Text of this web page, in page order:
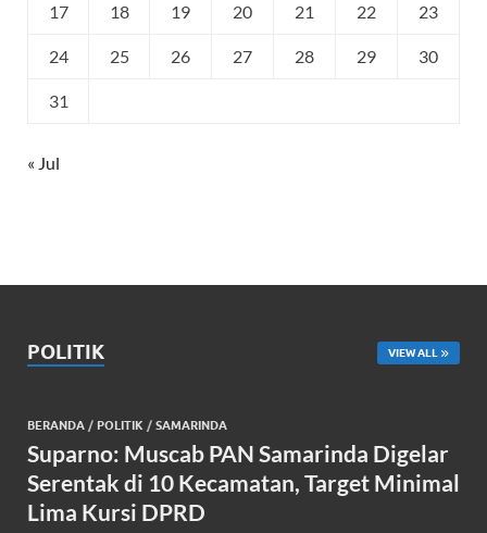
17 18 19 20 21 22 23
24 25 26 27 28 29 30
31
« Jul
POLITIK VIEW ALL
BERANDA / POLITIK / SAMARINDA
Suparno: Muscab PAN Samarinda Digelar
Serentak di 10 Kecamatan, Target Minimal
Lima Kursi DPRD